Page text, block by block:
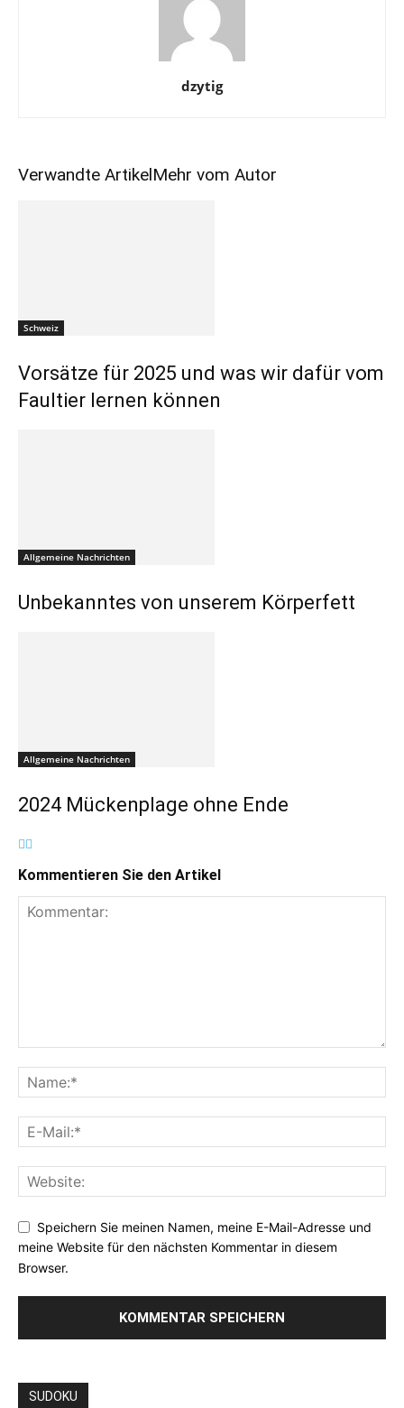
dzytig
Verwandte ArtikelMehr vom Autor
Schweiz
Vorsätze für 2025 und was wir dafür vom
Faultier lernen können
Allgemeine Nachrichten
Unbekanntes von unserem Körperfett
Allgemeine Nachrichten
2024 Mückenplage ohne Ende
Kommentieren Sie den Artikel
Speichern Sie meinen Namen, meine E-Mail-Adresse und
meine Website für den nächsten Kommentar in diesem
Browser.
SUDOKU